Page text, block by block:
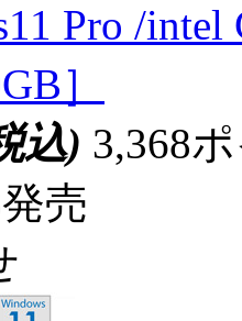
Pro /
］
込) 3,368
売